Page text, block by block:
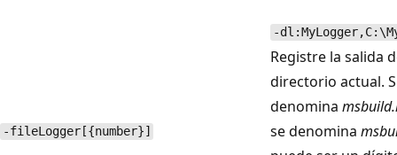
-
-fileLogger[{number}]
Registre la salida
directorio actual.
denomina
se denomina